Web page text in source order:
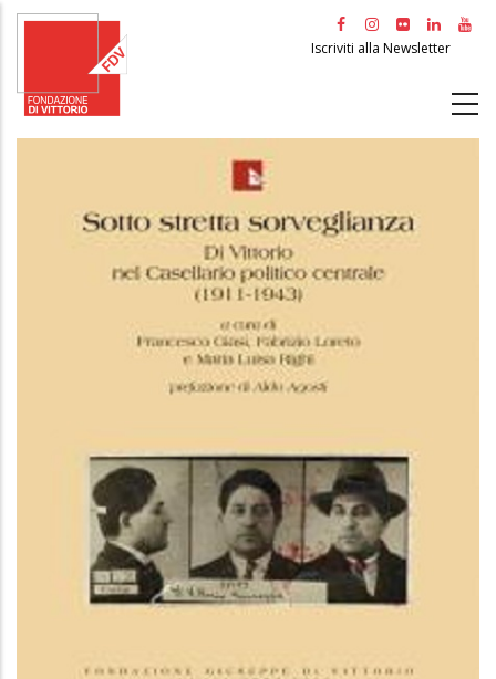
Salta
principale
Iscriviti alla Newsletter